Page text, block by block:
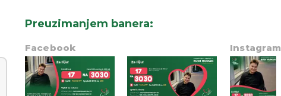
Preuzimanjem banera:
Facebook Instagram